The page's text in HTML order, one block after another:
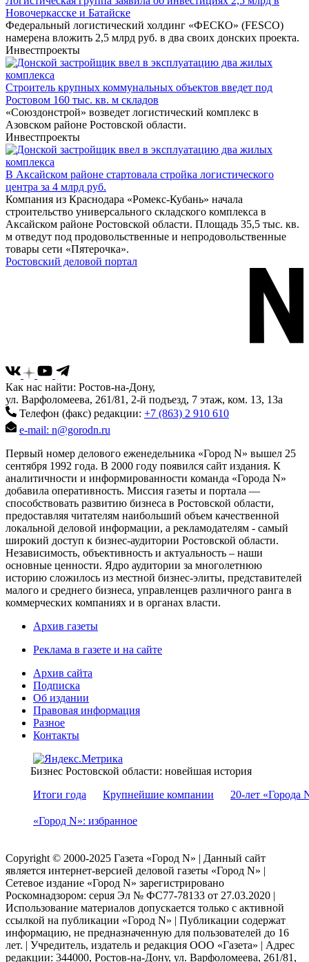
Новочеркасске и Батайске
Федеральный логистический холдинг «ФЕСКО» (FESCO)
намерена вложить 2,5 млрд руб. в два своих донских проекта.
Инвестпроекты
Строитель крупных коммунальных объектов введет под
Ростовом 160 тыс. кв. м складов
«Союздонстрой» возведет логистический комплекс в
Азовском районе Ростовской области.
Инвестпроекты
В Аксайском районе стартовала стройка логистического
центра за 4 млрд руб.
Компания из Краснодара «Ромекс-Кубань» начала
строительство универсального складского комплекса в
Аксайском районе Ростовской области. Площадь 35,5 тыс. кв.
м отведут под продовольственные и непродовольственные
товары сети «Пятерочка».
Ростовский деловой портал
Как нас найти: Ростов-на-Дону,
ул. Варфоломеева, 261/81, 2-й подъезд, 7 этаж, ком. 13, 13а
Телефон (факс) редакции: +7 (863) 2 910 610
e-mail: n@gorodn.ru
Первый номер делового еженедельника «Город N» вышел 25
сентября 1992 года. В 2000 году появился сайт издания. К
аналитичности и информированности команда «Города N»
добавила оперативность. Миссия газеты и портала —
способствовать развитию бизнеса в Ростовской области,
предоставляя читателям наибольший объем качественной
локальной деловой информации, а рекламодателям - самый
широкий доступ к бизнес-аудитории Ростовской области.
Независимость, объективность и актуальность – наши
основные ценности. Ядро аудитории за многолетнюю
историю сложилось из местной бизнес-элиты, представителей
малого и среднего бизнеса, управленцев различного ранга в
коммерческих компаниях и в органах власти.
Архив газеты
Реклама в газете и на сайте
Архив сайта
Подписка
Об издании
Правовая информация
Разное
Контакты
Бизнес Ростовской области: новейшая история
Итоги года
Крупнейшие компании 20-лет «Города
«Город N»: избранное
Copyright © 2000-2025 Газета «Город N» | Данный сайт
является интернет-версией деловой газеты «Город N» |
Сетевое издание «Город N» зарегистрировано
Роскомнадзором: серuя Эл № ФС77-78133 от 27.03.2020 |
Использование материалов допускается только с активной
ссылкой на публикации «Город N» | Публикации содержат
информацию, не предназначенную для пользователей до 16
лет. | Учредитель, издатель и редакция ООО «Газета» | Адрес
редакции: 344000, Ростов-на-Дону, ул. Варфоломеева, 261/81,